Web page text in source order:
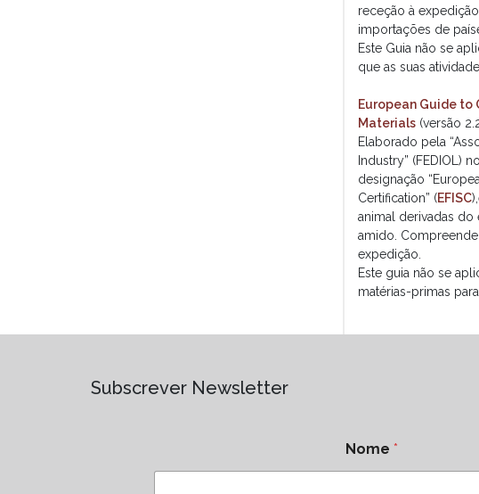
receção à
importações de
Este Guia não se
que as suas
European Guide
Materials (versão
Elaborado pela
Industry” (FEDIOL)
designação
Certification” (EFISC
animal derivadas
amido.
expedição.
Este guia não se
matérias-primas
Subscrever Newsletter
Nome *